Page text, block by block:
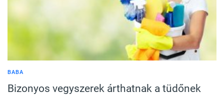
BABA
Bizonyos vegyszerek árthatnak a tüdőnek